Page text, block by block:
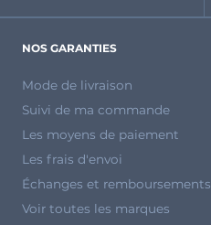
NOS GARANTIES
Mode de livraison
Suivi de ma commande
Les moyens de paiement
Les frais d'envoi
Échanges et remboursements
Voir toutes les marques